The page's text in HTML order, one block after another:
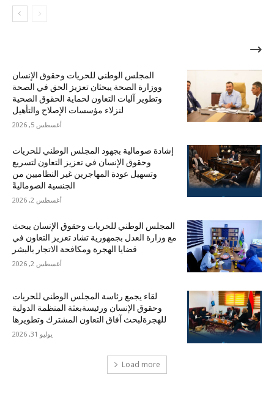
الأكثر شهرة
المجلس الوطني للحريات وحقوق الإنسان
ووزارة الصحة يبحثان تعزيز الحق في الصحة
وتطوير آليات التعاون لحماية الحقوق الصحية
لنزلاء مؤسسات الإصلاح والتأهيل
أغسطس 5, 2026
إشادة صومالية بجهود المجلس الوطني للحريات
وحقوق الإنسان في تعزيز التعاون لتسريع
وتسهيل عودة المهاجرين غير النظاميين من
الجنسية الصوماليةً
أغسطس 2, 2026
المجلس الوطني للحريات وحقوق الإنسان يبحث
مع وزارة العدل بجمهورية تشاد تعزيز التعاون في
قضايا الهجرة ومكافحة الاتجار بالبشر
أغسطس 2, 2026
لقاء يجمع رئاسة المجلس الوطني للحريات
وحقوق الإنسان ورئيسةبعثة المنظمة الدولية
للهجرةلبحث آفاق التعاون المشترك وتطويرها
يوليو 31, 2026
Load more